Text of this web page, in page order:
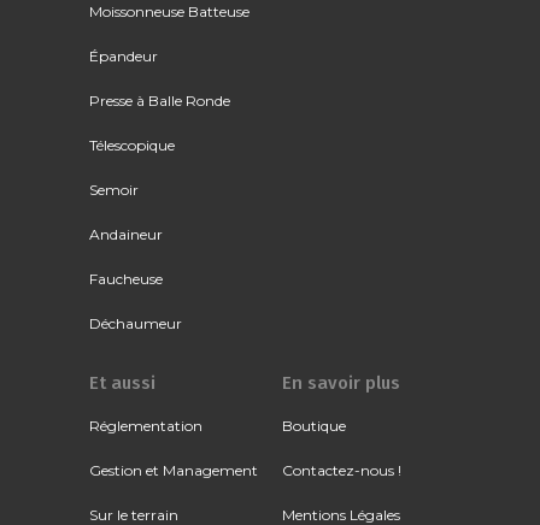
Moissonneuse Batteuse
Épandeur
Presse à Balle Ronde
Télescopique
Semoir
Andaineur
Faucheuse
Déchaumeur
Et aussi
Réglementation
Gestion et Management
Sur le terrain
En savoir plus
Boutique
Contactez-nous !
Mentions Légales